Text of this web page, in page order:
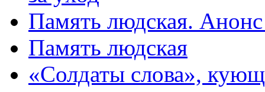
Память людская.
Память людская
«Солдаты слова»,